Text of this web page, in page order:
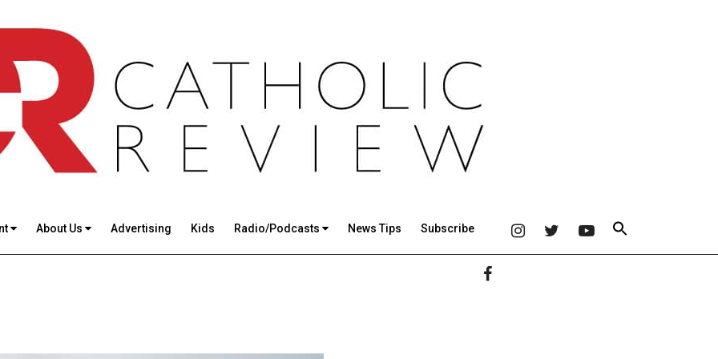
About Us Advertising Kids Radio/Podcasts News Tips Subscribe